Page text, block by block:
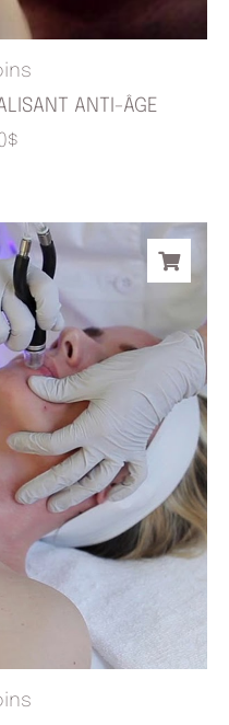
ANTI-ÂGE
$